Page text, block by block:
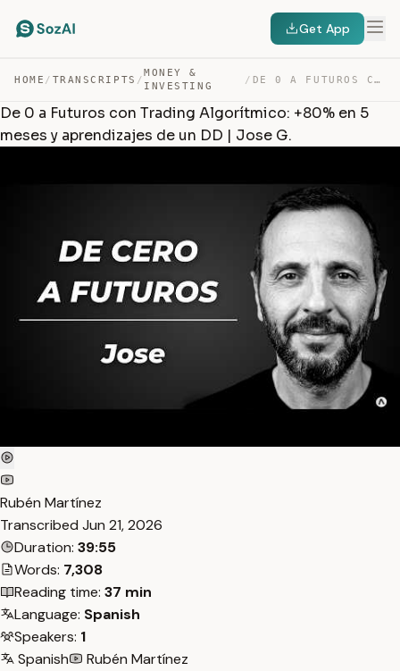
Get App
HOME / TRANSCRIPTS /
MONEY &
INVESTING
/ DE 0 A FUTUROS CON TRADING ALGORÍTMICO: +80% EN 5 MESES… — TRANSCRIPT
De 0 a Futuros con Trading Algorítmico: +80% en 5
meses y aprendizajes de un DD | Jose G.
Rubén Martínez
Transcribed Jun 21, 2026
Duration: 39:55
Words: 7,308
Reading time: 37 min
Language: Spanish
Speakers: 1
Spanish
Rubén Martínez